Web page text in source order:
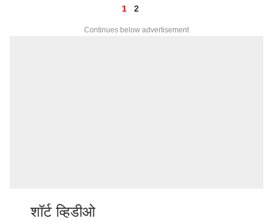
1 2
Continues below advertisement
शॉर्ट व्हिडीओ